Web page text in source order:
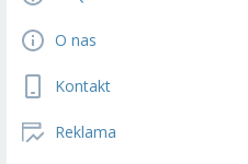
O nas
Kontakt
Reklama